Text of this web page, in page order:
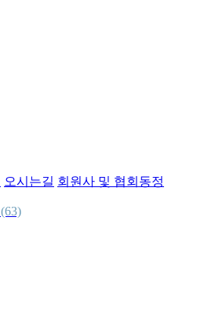
오시는길 회원사 및 협회동정
(63)